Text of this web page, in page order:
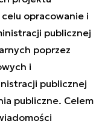
opracowanie i
publicznej
poprzez
i
publicznej
publiczne. Celem